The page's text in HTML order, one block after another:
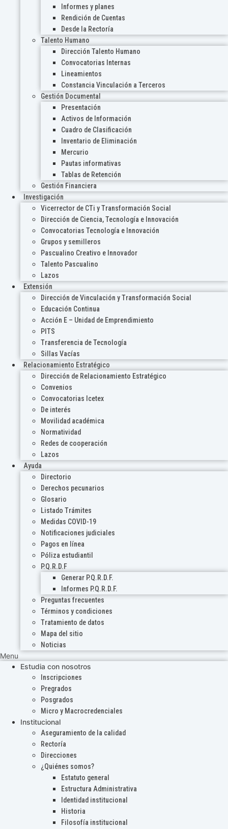
Informes y planes
Rendición de Cuentas
Desde la Rectoría
Talento Humano
Dirección Talento Humano
Convocatorias Internas
Lineamientos
Constancia Vinculación a Terceros
Gestión Documental
Presentación
Activos de Información
Cuadro de Clasificación
Inventario de Eliminación
Mercurio
Pautas informativas
Tablas de Retención
Gestión Financiera
Investigación
Vicerrector de CTi y Transformación Social
Dirección de Ciencia, Tecnología e Innovación
Convocatorias Tecnología e Innovación
Grupos y semilleros
Pascualino Creativo e Innovador
Talento Pascualino
Lazos
Extensión
Dirección de Vinculación y Transformación Social
Educación Continua
Acción E – Unidad de Emprendimiento
PITS
Transferencia de Tecnología
Sillas Vacías
Relacionamiento Estratégico
Dirección de Relacionamiento Estratégico
Convenios
Convocatorias Icetex
De interés
Movilidad académica
Normatividad
Redes de cooperación
Lazos
Ayuda
Directorio
Derechos pecunarios
Glosario
Listado Trámites
Medidas COVID-19
Notificaciones judiciales
Pagos en línea
Póliza estudiantil
P.Q.R.D.F
Generar P.Q.R.D.F.
Informes P.Q.R.D.F.
Preguntas frecuentes
Términos y condiciones
Tratamiento de datos
Mapa del sitio
Noticias
Menu
Estudia con nosotros
Inscripciones
Pregrados
Posgrados
Micro y Macrocredenciales
Institucional
Aseguramiento de la calidad
Rectoría
Direcciones
¿Quiénes somos?
Estatuto general
Estructura Administrativa
Identidad institucional
Historia
Filosofía institucional